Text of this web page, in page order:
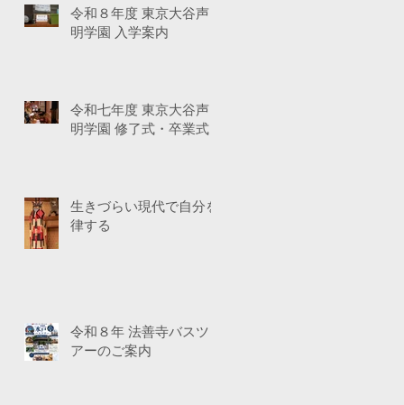
令和８年度 東京大谷声
明学園 入学案内
令和七年度 東京大谷声
明学園 修了式・卒業式
生きづらい現代で自分を
律する
令和８年 法善寺バスツ
アーのご案内